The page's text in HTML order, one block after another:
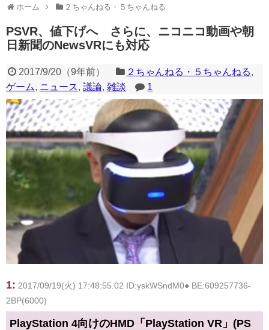
一部のコンテンツが表示されなくなったり、サイト全体のレイアウトが崩れ
たりする場合があります。
ホーム ２ちゃんねる・５ちゃんねる
PSVR、値下げへ さらに、ニコニコ動画や朝
日新聞のNewsVRにも対応
2017/9/20（9年前） ２ちゃんねる・５ちゃんねる,
ゲーム, ニュース, 議論, 雑談 1
1: 2017/09/19(火) 17:48:55.02 ID:yskWSndM0● BE:609257736-
2BP(6000)
PlayStation 4向けのHMD「PlayStation VR」(PS